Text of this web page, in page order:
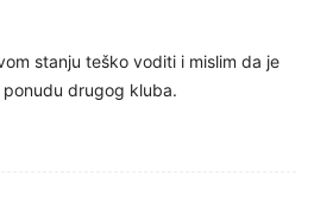
stanju teško voditi i mislim da je
drugog kluba.